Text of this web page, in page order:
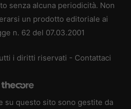
senza alcuna periodicità. Non
un prodotto editoriale ai
n. 62 del 07.03.2001
i diritti riservati - Contattaci
su questo sito sono gestite da